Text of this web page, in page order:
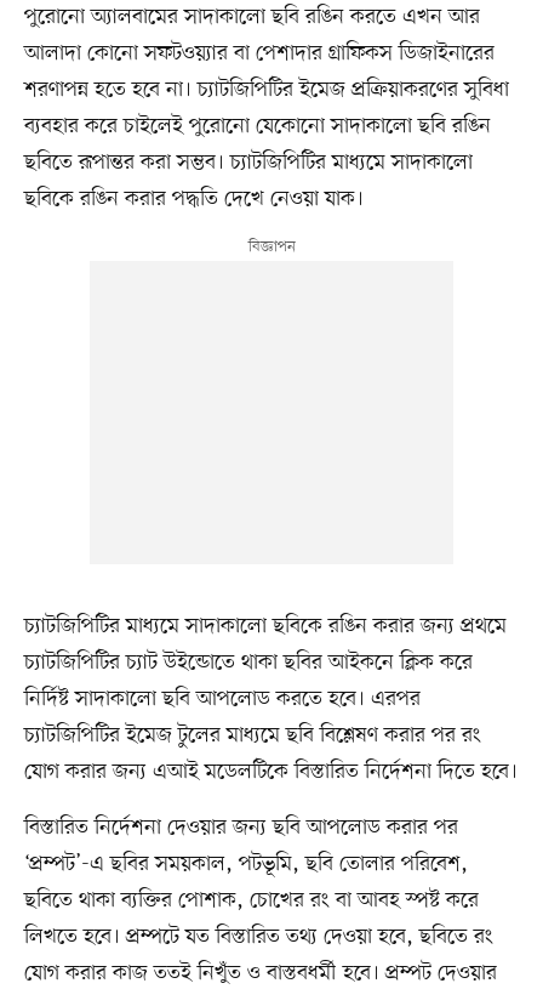
পুরোনো অ্যালবামের সাদাকালো ছবি রঙিন করতে এখন আর
আলাদা কোনো সফটওয়্যার বা পেশাদার গ্রাফিকস ডিজাইনারের
শরণাপন্ন হতে হবে না। চ্যাটজিপিটির ইমেজ প্রক্রিয়াকরণের সুবিধা
ব্যবহার করে চাইলেই পুরোনো যেকোনো সাদাকালো ছবি রঙিন
ছবিতে রূপান্তর করা সম্ভব। চ্যাটজিপিটির মাধ্যমে সাদাকালো
ছবিকে রঙিন করার পদ্ধতি দেখে নেওয়া যাক।
চ্যাটজিপিটির মাধ্যমে সাদাকালো ছবিকে রঙিন করার জন্য প্রথমে
চ্যাটজিপিটির চ্যাট উইন্ডোতে থাকা ছবির আইকনে ক্লিক করে
নির্দিষ্ট সাদাকালো ছবি আপলোড করতে হবে। এরপর
চ্যাটজিপিটির ইমেজ টুলের মাধ্যমে ছবি বিশ্লেষণ করার পর রং
যোগ করার জন্য এআই মডেলটিকে বিস্তারিত নির্দেশনা দিতে হবে।
বিস্তারিত নির্দেশনা দেওয়ার জন্য ছবি আপলোড করার পর
‘প্রম্পট’-এ ছবির সময়কাল, পটভূমি, ছবি তোলার পরিবেশ,
ছবিতে থাকা ব্যক্তির পোশাক, চোখের রং বা আবহ স্পষ্ট করে
লিখতে হবে। প্রম্পটে যত বিস্তারিত তথ্য দেওয়া হবে, ছবিতে রং
যোগ করার কাজ ততই নিখুঁত ও বাস্তবধর্মী হবে। প্রম্পট দেওয়ার